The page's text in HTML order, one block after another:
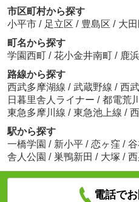
市区町村から探す
小平市 / 足立区 / 豊島区 / 大
町名から探す
学園西町 / 花小金井南町 / 鹿浜
路線から探す
西武多摩湖線 / 武蔵野線 / 西
日暮里舎人ライナー / 都電荒
東急多摩川線 / 東急池上線 /
駅から探す
一橋学園 / 新小平 / 恋ヶ窪 /
舎人公園 / 巣鴨新田 / 大塚 /
電話で